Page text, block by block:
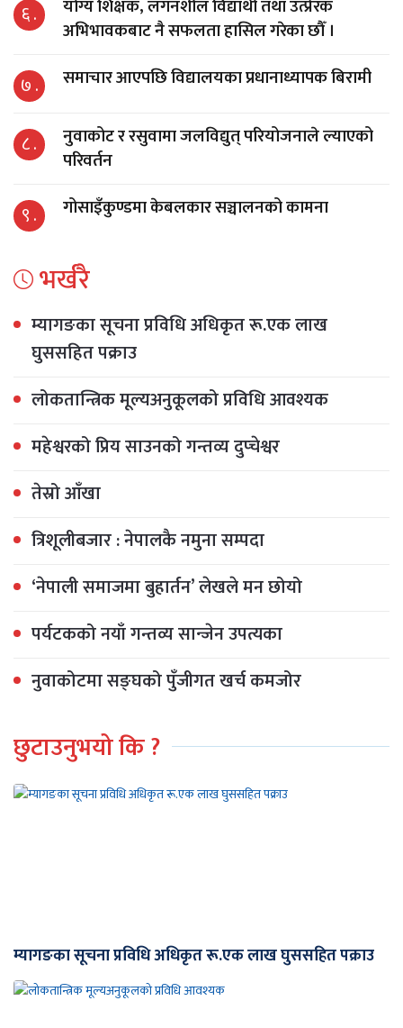
६ .
योग्य शिक्षक, लगनशील विद्यार्थी तथा उत्प्रेरक
अभिभावकबाट नै सफलता हासिल गरेका छौँ ।
७ . समाचार आएपछि विद्यालयका प्रधानाध्यापक बिरामी
८ .
नुवाकोट र रसुवामा जलविद्युत् परियोजनाले ल्याएको
परिवर्तन
९ . गोसाइँकुण्डमा केबलकार सञ्चालनको कामना
भर्खरै
म्यागङका सूचना प्रविधि अधिकृत रू.एक लाख
घुससहित पक्राउ
लोकतान्त्रिक मूल्यअनुकूलको प्रविधि आवश्यक
महेश्वरको प्रिय साउनको गन्तव्य दुप्चेश्वर
तेस्रो आँखा
त्रिशूलीबजार : नेपालकै नमुना सम्पदा
‘नेपाली समाजमा बुहार्तन’ लेखले मन छोयो
पर्यटकको नयाँ गन्तव्य सान्जेन उपत्यका
नुवाकोटमा सङ्घको पुँजीगत खर्च कमजोर
छुटाउनुभयो कि ?
म्यागङका सूचना प्रविधि अधिकृत रू.एक लाख घुससहित पक्राउ